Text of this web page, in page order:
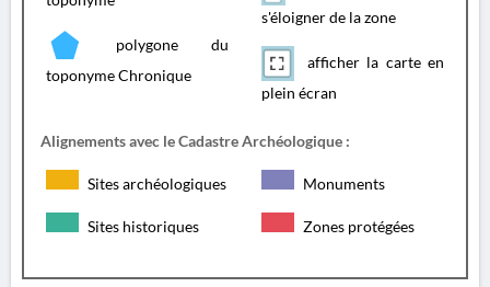
polygone du
toponyme Chronique
s'éloigner de la zone
afficher la carte en
plein écran
Alignements avec le Cadastre Archéologique :
Sites archéologiques Monuments
Sites historiques Zones protégées